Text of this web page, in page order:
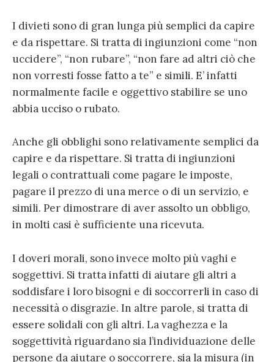
I divieti sono di gran lunga più semplici da capire
e da rispettare. Si tratta di ingiunzioni come “non
uccidere”, “non rubare”, “non fare ad altri ciò che
non vorresti fosse fatto a te” e simili. E’ infatti
normalmente facile e oggettivo stabilire se uno
abbia ucciso o rubato.
Anche gli obblighi sono relativamente semplici da
capire e da rispettare. Si tratta di ingiunzioni
legali o contrattuali come pagare le imposte,
pagare il prezzo di una merce o di un servizio, e
simili. Per dimostrare di aver assolto un obbligo,
in molti casi è sufficiente una ricevuta.
I doveri morali, sono invece molto più vaghi e
soggettivi. Si tratta infatti di aiutare gli altri a
soddisfare i loro bisogni e di soccorrerli in caso di
necessità o disgrazie. In altre parole, si tratta di
essere solidali con gli altri. La vaghezza e la
soggettività riguardano sia l’individuazione delle
persone da aiutare o soccorrere, sia la misura (in